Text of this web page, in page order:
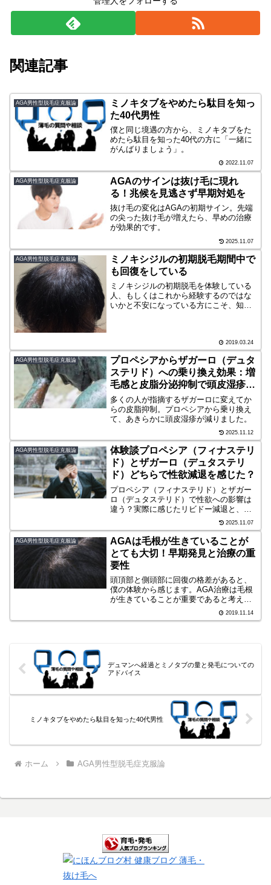
関連記事
AGA男性型脱毛症克服論
ミノキタブをやめたら駄目を知っ
た40代男性
僕と同じ境遇の方から、ミノキタブをた
めたら駄目を知った40代の方に「一緒に
がんばりましょう」。
2022.11.07
AGA男性型脱毛症克服論
AGAのサインは抜け毛に現れ
る！兆候を見逃さず早期対処を
抜け毛の変化はAGAの初期サイン。先端
の尖った抜け毛が増えたら、早めの治療
が効果的です。
2025.11.07
AGA男性型脱毛症克服論
ミノキシジルの初期脱毛期間中で
も回復をしている
ミノキシジルの初期脱毛を体験している
人、もしくはこれから経験するのではな
いかと不安になっている方にこそ、知っ
2019.03.24
AGA男性型脱毛症克服論
プロペシアからザガーロ（デュタ
ステリド）への乗り換え効果：増
毛感と皮脂分泌抑制で頭皮湿疹も
改善
多くの人が指摘するザガーロに変えてか
らの皮脂抑制。プロペシアから乗り換え
て、あきらかに頭皮湿疹が減りました。
2025.11.12
AGA男性型脱毛症克服論
体験談プロペシア（フィナステリ
ド）とザガーロ（デュタステリ
ド）どちらで性欲減退を感じた？
プロペシア（フィナステリド）とザガー
ロ（デュタステリド）で性欲への影響は
違う？実際に感じたリビドー減退と、そ
の後の改善までの経過を体験談として紹
介します。
2025.11.07
AGA男性型脱毛症克服論
AGAは毛根が生きていることが
とても大切！早期発見と治療の重
要性
頭頂部と側頭部に回復の格差があると、
僕の体験から感じます。AGA治療は毛根
が生きていることが重要であると考え、
そのための早期発見・早期治療に重要性
を説きます。
2019.11.14
デュマンへ経過とミノタブの量と発毛についての
アドバイス
ミノキタブをやめたら駄目を知った40代男性
ホーム AGA男性型脱毛症克服論